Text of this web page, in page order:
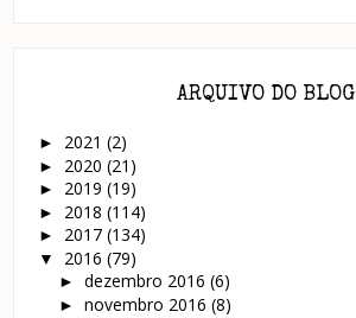
ARQUIVO DO BLOG
► 2021(2)
► 2020(21)
► 2019(19)
► 2018(114)
► 2017(134)
▼ 2016(79)
► dezembro 2016 (6)
► novembro 2016 (8)